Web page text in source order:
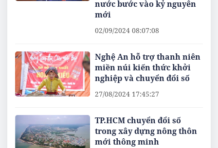
nước bước vào kỷ nguyên
mới
02/09/2024 08:07:08
Nghệ An hỗ trợ thanh niên
miền núi kiến thức khởi
nghiệp và chuyển đổi số
27/08/2024 17:45:27
TP.HCM chuyển đổi số
trong xây dựng nông thôn
mới thông minh